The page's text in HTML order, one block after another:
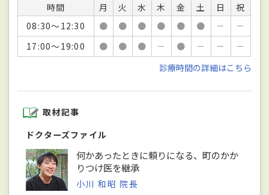
時間 月 火 水 木 金 土 日
祝
08:30～12:30
● ● ● ● ● ● －
－
17:00～19:00
● ● ● － ● － －
－
診療時間の詳細はこちら
取材記事
ドクターズファイル
何かあったときに頼りになる、町のかか
りつけ医を継承
小川 和昭 院長